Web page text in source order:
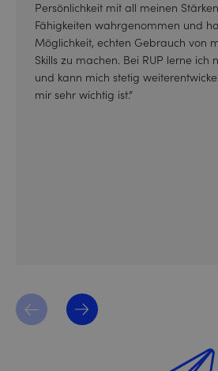
Persönlichkeit mit all meinen
Fähigkeiten wahrgenommen und
Möglichkeit, echten Gebrauch von
Skills zu machen. Bei RUP lerne ich
und kann mich stetig
mir sehr wichtig ist.”